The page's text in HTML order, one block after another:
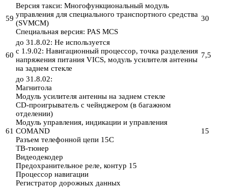
59
Версия такси: Многофункциональный модуль
управления для специального транспортного средства
(SVMCM)
Специальная версия: PAS MCS
30
60
до 31.8.02: Не используется
с 1.9.02: Навигационный процессор, точка разделения
напряжения питания VICS, модуль усилителя антенны
на заднем стекле
7,5
61
до 31.8.02:
Магнитола
Модуль усилителя антенны на заднем стекле
CD-проигрыватель с чейнджером (в багажном
отделении)
Модуль управления, индикации и управления
COMAND
Разъем телефонной цепи 15C
ТВ-тюнер
Видеодекодер
Предохранительное реле, контур 15
Процессор навигации
Регистратор дорожных данных
15